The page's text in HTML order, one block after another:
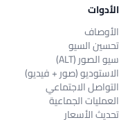
الأدوات
الأوصاف
تحسين السيو
سيو الصور (ALT)
الاستوديو (صور + فيديو)
التواصل الاجتماعي
العمليات الجماعية
تحديث الأسعار